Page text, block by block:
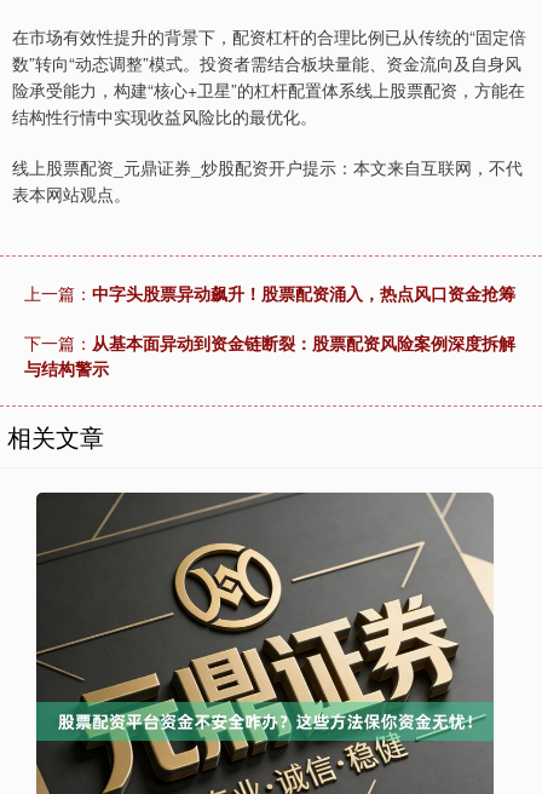
在市场有效性提升的背景下，配资杠杆的合理比例已从传统的“固定倍
数”转向“动态调整”模式。投资者需结合板块量能、资金流向及自身风
险承受能力，构建“核心+卫星”的杠杆配置体系线上股票配资，方能在
结构性行情中实现收益风险比的最优化。
线上股票配资_元鼎证券_炒股配资开户提示：本文来自互联网，不代
表本网站观点。
上一篇： 中字头股票异动飙升！股票配资涌入，热点风口资金抢筹
下一篇： 从基本面异动到资金链断裂：股票配资风险案例深度拆解
与结构警示
相关文章